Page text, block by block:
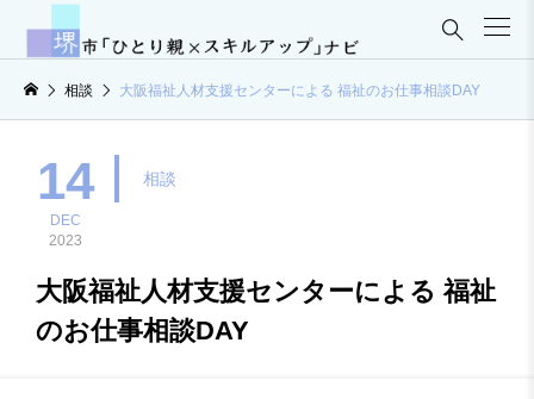

相談 大阪福祉人材支援センターによる 福祉のお仕事相談DAY
14
DEC
2023
相談
大阪福祉人材支援センターによる 福祉
のお仕事相談DAY